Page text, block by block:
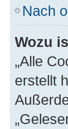
Nach
Wozu
„Alle
erstellt